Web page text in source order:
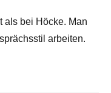
als bei Höcke. Man
arbeiten.